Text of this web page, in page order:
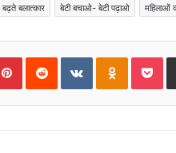
बढ़ते बलात्कार बेटी बचाओ- बेटी पढ़ाओ महिलाओं
PinterestReddit VKontakte